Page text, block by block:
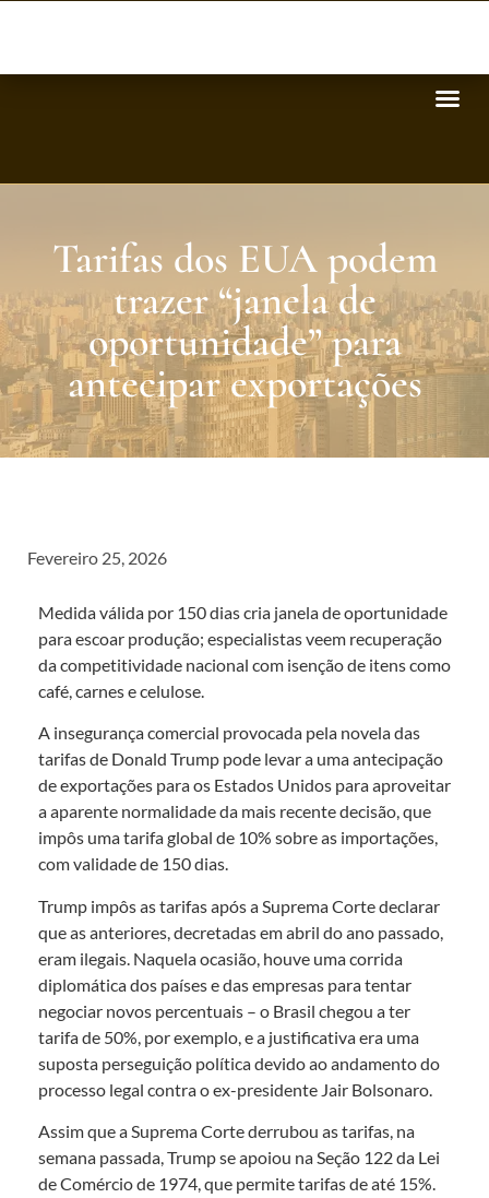
Tarifas dos EUA podem
trazer “janela de
oportunidade” para
antecipar exportações
Fevereiro 25, 2026
Medida válida por 150 dias cria janela de oportunidade
para escoar produção; especialistas veem recuperação
da competitividade nacional com isenção de itens como
café, carnes e celulose.
A insegurança comercial provocada pela novela das
tarifas de Donald Trump pode levar a uma antecipação
de exportações para os Estados Unidos para aproveitar
a aparente normalidade da mais recente decisão, que
impôs uma tarifa global de 10% sobre as importações,
com validade de 150 dias.
Trump impôs as tarifas após a Suprema Corte declarar
que as anteriores, decretadas em abril do ano passado,
eram ilegais. Naquela ocasião, houve uma corrida
diplomática dos países e das empresas para tentar
negociar novos percentuais – o Brasil chegou a ter
tarifa de 50%, por exemplo, e a justificativa era uma
suposta perseguição política devido ao andamento do
processo legal contra o ex-presidente Jair Bolsonaro.
Assim que a Suprema Corte derrubou as tarifas, na
semana passada, Trump se apoiou na Seção 122 da Lei
de Comércio de 1974, que permite tarifas de até 15%.